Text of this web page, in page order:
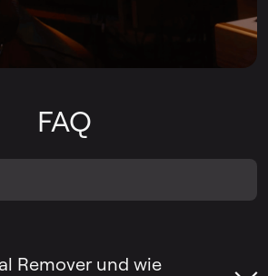
FAQ
Remover und wie